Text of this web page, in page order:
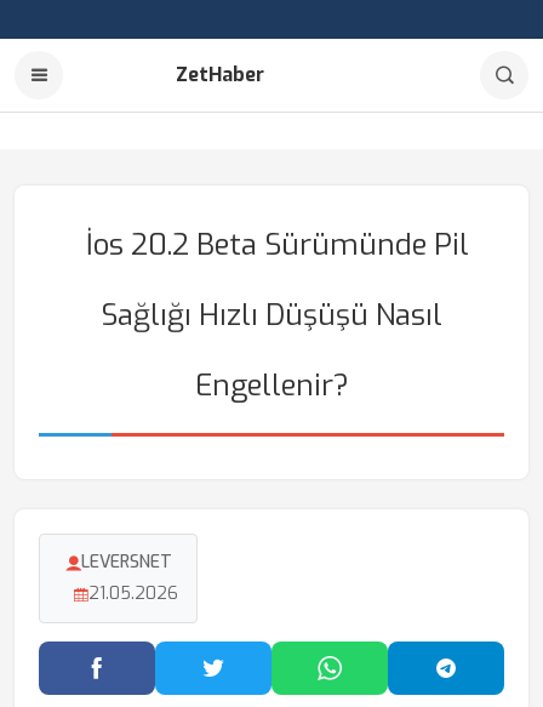
ZetHaber
İos 20.2 Beta Sürümünde Pil
Sağlığı Hızlı Düşüşü Nasıl
Engellenir?
LEVERSNET
21.05.2026
Facebook'ta PaylaşTwitter'da PaylaşWhatsApp'ta Paylaş